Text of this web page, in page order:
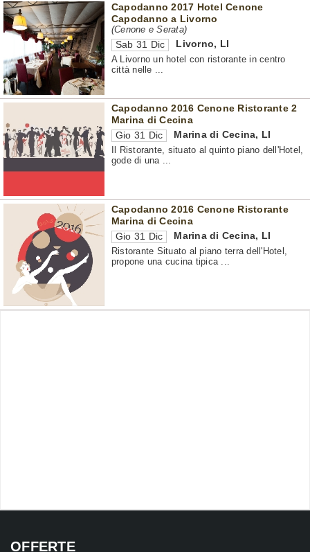
Capodanno 2017 Hotel Cenone
Capodanno a Livorno
(Cenone e Serata)
Sab 31 Dic Livorno, LI
A Livorno un hotel con ristorante in centro
città nelle ...
Capodanno 2016 Cenone Ristorante 2
Marina di Cecina
Gio 31 Dic Marina di Cecina, LI
Il Ristorante, situato al quinto piano dell'Hotel,
gode di una ...
Capodanno 2016 Cenone Ristorante
Marina di Cecina
Gio 31 Dic Marina di Cecina, LI
Ristorante Situato al piano terra dell'Hotel,
propone una cucina tipica ...
OFFERTE